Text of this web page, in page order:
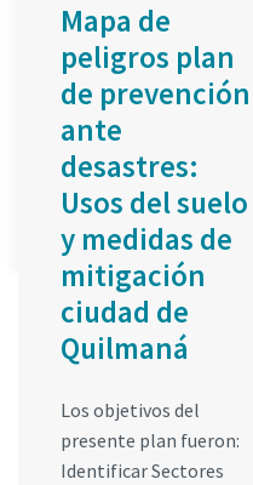
Mapa de
peligros plan
de prevención
ante
desastres:
Usos del suelo
y medidas de
mitigación
ciudad de
Quilmaná
Los objetivos del
presente plan fueron:
Identificar Sectores